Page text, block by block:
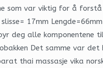
var viktig for å forstå
17mm
deg alle komponentene
Det samme var det
thai massasje vika